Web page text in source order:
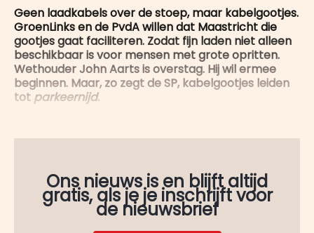
Geen laadkabels over de stoep, maar kabelgootjes.
GroenLinks en de PvdA willen dat Maastricht die
gootjes gaat faciliteren. Zodat fijn laden niet alleen
beschikbaar is voor mensen met grote opritten.
Wethouder John Aarts is overstag. Hij wil ermee
beginnen. Maar, zo zegt de SP, kabelgootjes leiden
tot parkeernijd.
Ons nieuws is en blijft altijd
gratis, als je je inschrijft voor
de nieuwsbrief